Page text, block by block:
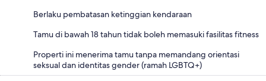
Berlaku pembatasan ketinggian kendaraan
Tamu di bawah 18 tahun tidak boleh memasuki fasilitas fitness
Properti ini menerima tamu tanpa memandang orientasi
seksual dan identitas gender (ramah LGBTQ+)